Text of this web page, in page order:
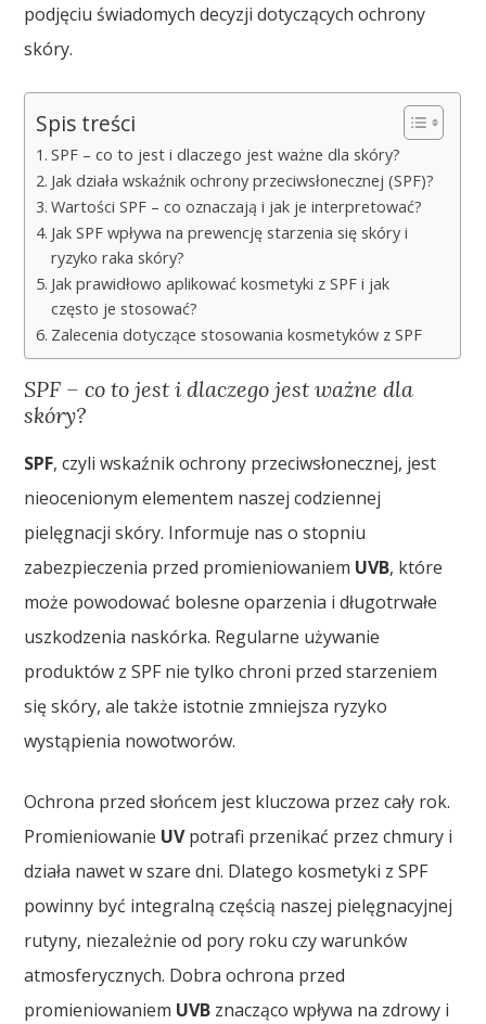
podjęciu świadomych decyzji dotyczących ochrony
skóry.
Spis treści
SPF – co to jest i dlaczego jest ważne dla skóry?
Jak działa wskaźnik ochrony przeciwsłonecznej (SPF)?
Wartości SPF – co oznaczają i jak je interpretować?
Jak SPF wpływa na prewencję starzenia się skóry i
ryzyko raka skóry?
Jak prawidłowo aplikować kosmetyki z SPF i jak
często je stosować?
Zalecenia dotyczące stosowania kosmetyków z SPF
SPF – co to jest i dlaczego jest ważne dla
skóry?
SPF, czyli wskaźnik ochrony przeciwsłonecznej, jest
nieocenionym elementem naszej codziennej
pielęgnacji skóry. Informuje nas o stopniu
zabezpieczenia przed promieniowaniem UVB, które
może powodować bolesne oparzenia i długotrwałe
uszkodzenia naskórka. Regularne używanie
produktów z SPF nie tylko chroni przed starzeniem
się skóry, ale także istotnie zmniejsza ryzyko
wystąpienia nowotworów.
Ochrona przed słońcem jest kluczowa przez cały rok.
Promieniowanie UVpotrafi przenikać przez chmury i
działa nawet w szare dni. Dlatego kosmetyki z SPF
powinny być integralną częścią naszej pielęgnacyjnej
rutyny, niezależnie od pory roku czy warunków
atmosferycznych. Dobra ochrona przed
promieniowaniem UVB znacząco wpływa na zdrowy i